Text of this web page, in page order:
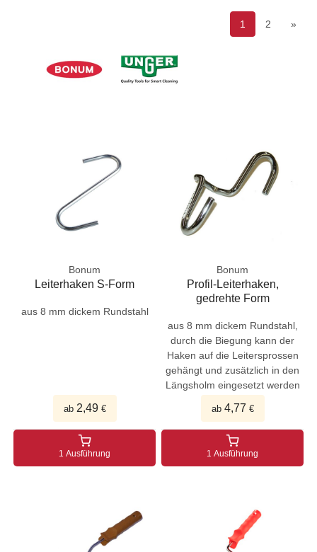
1 2 »
Bonum
Leiterhaken S-Form
aus 8 mm dickem Rundstahl
ab 2,49€
1 Ausführung
Bonum
Profil-Leiterhaken,
gedrehte Form
aus 8 mm dickem Rundstahl,
durch die Biegung kann der
Haken auf die Leitersprossen
gehängt und zusätzlich in den
Längsholm eingesetzt werden
ab 4,77 €
1 Ausführung